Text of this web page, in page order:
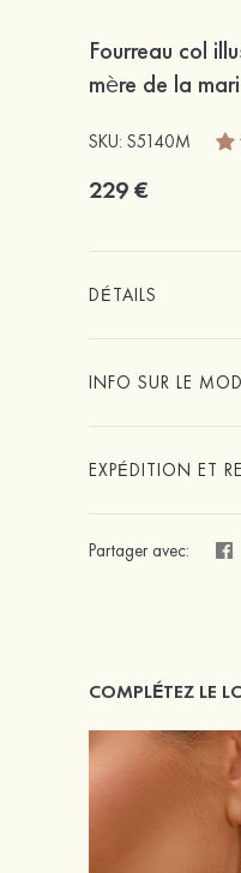
Fourreau col
mère de la
SKU: S5140M
229 €
DÉTAILS
INFO SUR LE
EXPÉDITION ET
Partager avec:
COMPLÉTEZ LE